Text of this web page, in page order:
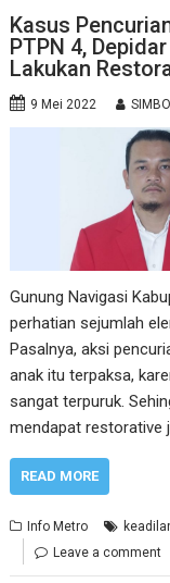
Kasus
PTPN 4,
Lakukan
9 Mei 2022
Gunung Navigasi
perhatian sejumlah
Pasalnya, aksi
anak itu terpaksa,
sangat terpuruk.
mendapat restorative
READ MORE
Info Metro
Leave a comment